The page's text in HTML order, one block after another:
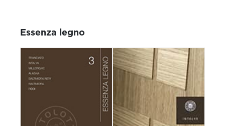
Essenza legno